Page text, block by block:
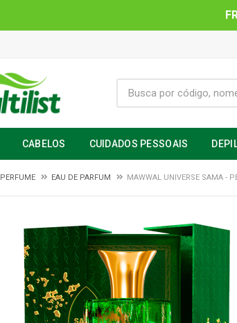
CABELOS CUIDADOS PESSOAIS
PERFUME EAU DE PARFUM MAWWAL UNIVERSE SAMA -